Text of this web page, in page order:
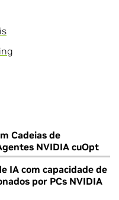
Cadeias de
NVIDIA cuOpt
IA com capacidade de
por PCs NVIDIA